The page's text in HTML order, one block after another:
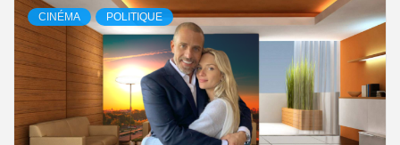
CINÉMA POLITIQUE